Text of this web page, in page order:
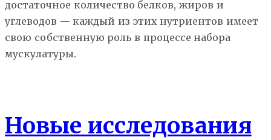
достаточное количество белков, жиров и
углеводов — каждый из этих нутриентов имеет
свою собственную роль в процессе набора
мускулатуры.
Новые исследования